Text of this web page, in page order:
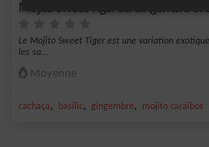
Mojito Sweet Tiger au Gingembre et
Le Mojito Sweet Tiger est une variation
les sa...
Moyenne
cachaça, basilic, gingembre, mojito caraibos